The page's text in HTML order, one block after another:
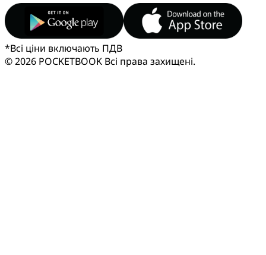
*Всі ціни включають ПДВ
© 2026 POCKETBOOK Всі права захищені.